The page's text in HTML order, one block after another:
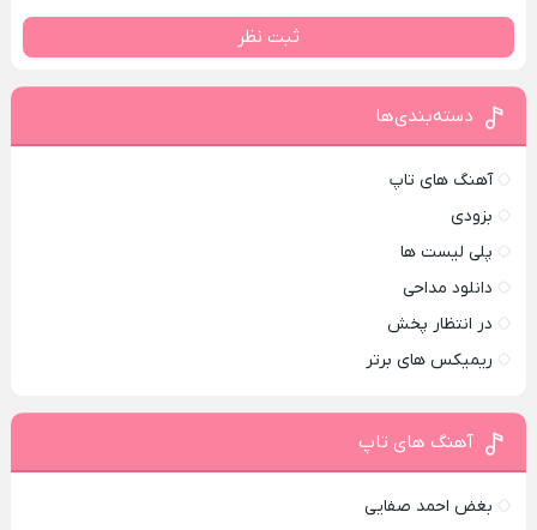
ثبت نظر
دسته‌بندی‌ها
آهنگ های تاپ
بزودی
پلی لیست ها
دانلود مداحی
در انتظار پخش
ریمیکس های برتر
آهنگ های تاپ
بغض احمد صفایی